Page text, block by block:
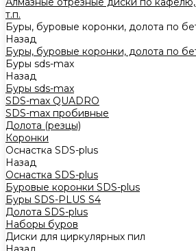
т.п.
Буры, буровые коронки, долота по
Назад
Буры, буровые коронки, долота по
Буры sds-max
Назад
Буры sds-max
SDS-max QUADRO
SDS-max пробивные
Долота (резцы)
Коронки
Оснастка SDS-plus
Назад
Оснастка SDS-plus
Буровые коронки SDS-plus
Буры SDS-PLUS S4
Долота SDS-plus
Наборы буров
Диски для циркулярных пил